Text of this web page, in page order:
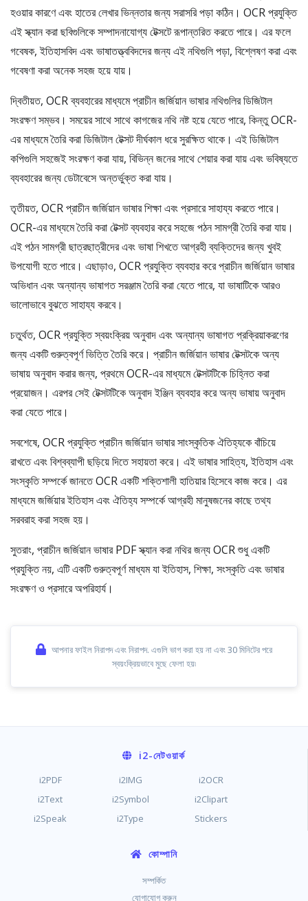
হওয়ার কারণে এবং হাতের লেখার ভিন্নতার জন্য সরাসরি পড়া কঠিন। OCR প্রযুক্তি
এই স্ক্যান করা ছবিগুলিকে সম্পাদনাযোগ্য টেক্সটে রূপান্তরিত করতে পারে। এর ফলে
গবেষক, ইতিহাসবিদ এবং ভাষাতত্ত্ববিদদের জন্য এই নথিগুলি পড়া, বিশ্লেষণ করা এবং
গবেষণা করা অনেক সহজ হয়ে যায়।
দ্বিতীয়ত, OCR ব্যবহারের মাধ্যমে প্রাচীন জর্জিয়ান ভাষার নথিগুলির ডিজিটাল
সংরক্ষণ সম্ভব। সময়ের সাথে সাথে কাগজের নথি নষ্ট হয়ে যেতে পারে, কিন্তু OCR-
এর মাধ্যমে তৈরি করা ডিজিটাল টেক্সট দীর্ঘকাল ধরে সুরক্ষিত থাকে। এই ডিজিটাল
কপিগুলি সহজেই সংরক্ষণ করা যায়, বিভিন্ন জনের সাথে শেয়ার করা যায় এবং ভবিষ্যতে
ব্যবহারের জন্য ডেটাবেসে অন্তর্ভুক্ত করা যায়।
তৃতীয়ত, OCR প্রাচীন জর্জিয়ান ভাষার শিক্ষা এবং প্রসারে সাহায্য করতে পারে।
OCR-এর মাধ্যমে তৈরি করা টেক্সট ব্যবহার করে সহজে পঠন সামগ্রী তৈরি করা যায়।
এই পঠন সামগ্রী ছাত্রছাত্রীদের এবং ভাষা শিখতে আগ্রহী ব্যক্তিদের জন্য খুবই
উপযোগী হতে পারে। এছাড়াও, OCR প্রযুক্তি ব্যবহার করে প্রাচীন জর্জিয়ান ভাষার
অভিধান এবং অন্যান্য ভাষাগত সরঞ্জাম তৈরি করা যেতে পারে, যা ভাষাটিকে আরও
ভালোভাবে বুঝতে সাহায্য করবে।
চতুর্থত, OCR প্রযুক্তি স্বয়ংক্রিয় অনুবাদ এবং অন্যান্য ভাষাগত প্রক্রিয়াকরণের
জন্য একটি গুরুত্বপূর্ণ ভিত্তি তৈরি করে। প্রাচীন জর্জিয়ান ভাষার টেক্সটকে অন্য
ভাষায় অনুবাদ করার জন্য, প্রথমে OCR-এর মাধ্যমে টেক্সটটিকে চিহ্নিত করা
প্রয়োজন। এরপর সেই টেক্সটটিকে অনুবাদ ইঞ্জিন ব্যবহার করে অন্য ভাষায় অনুবাদ
করা যেতে পারে।
সবশেষে, OCR প্রযুক্তি প্রাচীন জর্জিয়ান ভাষার সাংস্কৃতিক ঐতিহ্যকে বাঁচিয়ে
রাখতে এবং বিশ্বব্যাপী ছড়িয়ে দিতে সহায়তা করে। এই ভাষার সাহিত্য, ইতিহাস এবং
সংস্কৃতি সম্পর্কে জানতে OCR একটি শক্তিশালী হাতিয়ার হিসেবে কাজ করে। এর
মাধ্যমে জর্জিয়ার ইতিহাস এবং ঐতিহ্য সম্পর্কে আগ্রহী মানুষজনের কাছে তথ্য
সরবরাহ করা সহজ হয়।
সুতরাং, প্রাচীন জর্জিয়ান ভাষার PDF স্ক্যান করা নথির জন্য OCR শুধু একটি
প্রযুক্তি নয়, এটি একটি গুরুত্বপূর্ণ মাধ্যম যা ইতিহাস, শিক্ষা, সংস্কৃতি এবং ভাষার
সংরক্ষণ ও প্রসারে অপরিহার্য।
আপনার ফাইল নিরাপদ এবং নিরাপদ. এগুলি ভাগ করা হয় না এবং 30 মিনিটের পরে
স্বয়ংক্রিয়ভাবে মুছে ফেলা হয়৷
i2-নেটওয়ার্ক
i2PDF i2IMG
i2OCR
i2Text
i2Symbol
i2Clipart
i2Speak
i2Type Stickers
কোম্পানি
সম্পর্কিত
যোগাযোগ করুন